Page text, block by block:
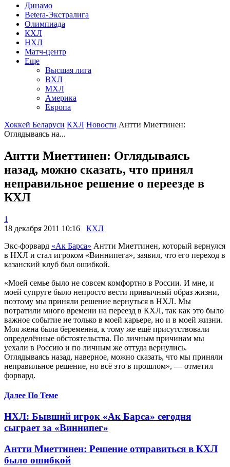
Динамо
Betera-Экстралига
Олимпиада
КХЛ
НХЛ
Матч-центр
Еще
Высшая лига
ВХЛ
МХЛ
Америка
Европа
Хоккей Беларуси КХЛ Новости Антти Миеттинен:
Оглядываясь на...
Антти Миеттинен: Оглядываясь
назад, можно сказать, что принял
неправильное решение о переезде в
КХЛ
1
18 декабря 2011 10:16
КХЛ
Экс-форвард «Ак Барса» Антти Миеттинен, который вернулся
в НХЛ и стал игроком «Виннипега», заявил, что его переход в
казанский клуб был ошибкой.
«Моей семье было не совсем комфортно в России. И мне, и
моей супруге было непросто вести привычный образ жизни,
поэтому мы приняли решение вернуться в НХЛ. Мы
потратили много времени на переезд в КХЛ, так как это было
важное событие не только в моей карьере, но и в моей жизни.
Моя жена была беременна, к тому же ещё присутствовали
определённые обстоятельства. По личным причинам мы
уехали в Россию и по личным же оттуда вернулись.
Оглядываясь назад, наверное, можно сказать, что мы приняли
неправильное решение, но всё это в прошлом», — отметил
форвард.
Далее По Теме
НХЛ: Бывший игрок «Ак Барса» сегодня
сыграет за «Виннипег»
Антти Миеттинен: Решение отправиться в КХЛ
было ошибкой